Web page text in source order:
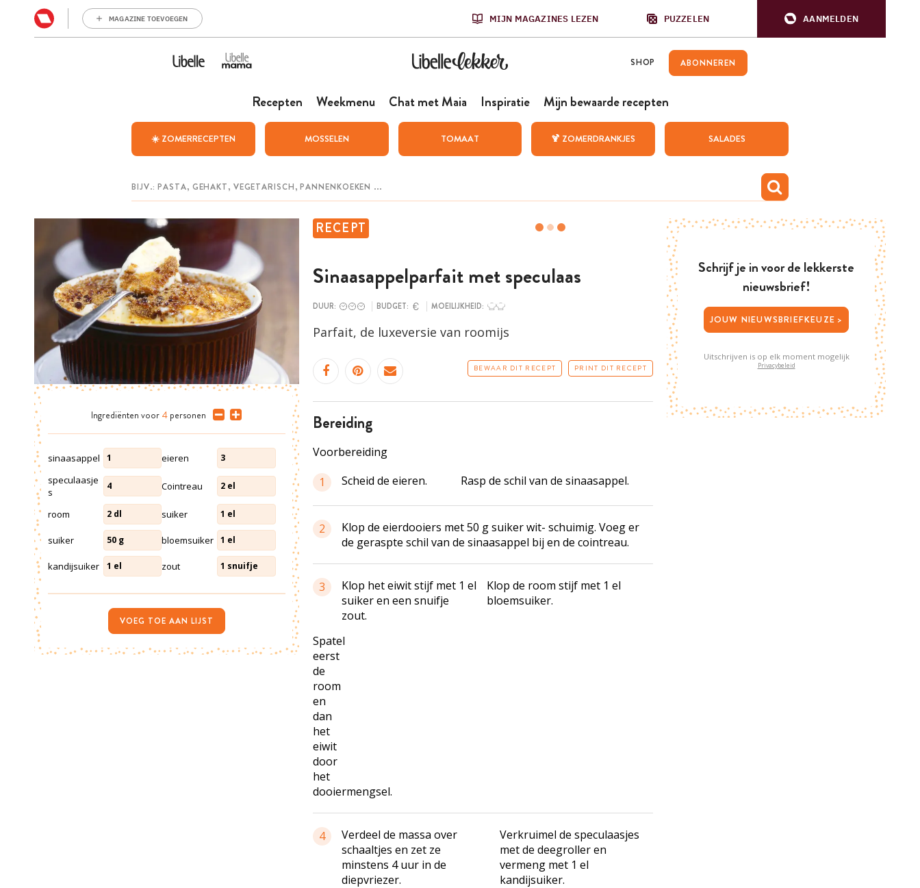
MAGAZINE TOEVOEGEN MIJN MAGAZINES LEZEN PUZZELEN AANMELDEN
SHOP ABONNEREN
Recepten Weekmenu Chat met Maia Inspiratie Mijn bewaarde recepten
☀️ ZOMERRECEPTEN MOSSELEN TOMAAT 🍹 ZOMERDRANKJES SALADES
RECEPT
Sinaasappelparfait met speculaas
DUUR: BUDGET: MOEILIJKHEID:
Parfait, de luxeversie van roomijs
BEWAAR DIT RECEPT PRINT DIT RECEPT
bereiding
Voorbereiding
1
Scheid de eieren. Rasp de schil van de sinaasappel.
2
Klop de eierdooiers met 50 g suiker wit- schuimig. Voeg er
de geraspte schil van de sinaasappel bij en de cointreau.
3
Klop het eiwit stijf met 1 el
suiker en een snuifje
zout.
Klop de room stijf met 1 el
bloemsuiker.
Spatel
eerst
de
room
en
dan
het
eiwit
door
het
dooiermengsel.
4
Verdeel de massa over
schaaltjes en zet ze
minstens 4 uur in de
diepvriezer.
Verkruimel de speculaasjes
met de deegroller en
vermeng met 1 el
kandijsuiker.
Ingrediënten voor 4 personen
sinaasappel 1 eieren 3
speculaasje
s
4 Cointreau 2 el
room 2 dl suiker 1 el
suiker 50 g bloemsuiker 1 el
kandijsuiker 1 el zout 1 snuifje
VOEG TOE AAN LIJST
Schrijf je in voor de lekkerste
nieuwsbrief!
JOUW NIEUWSBRIEFKEUZE >
Uitschrijven is op elk moment mogelijk
Privacybeleid